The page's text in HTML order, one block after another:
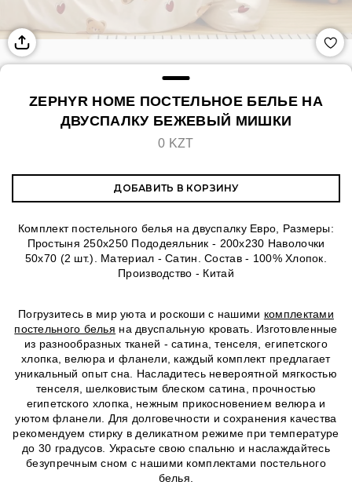
ZEPHYR HOME ПОСТЕЛЬНОЕ БЕЛЬЕ НА
ДВУСПАЛКУ БЕЖЕВЫЙ МИШКИ
0 KZT
ДОБАВИТЬ В КОРЗИНУ
Комплект постельного белья на двуспалку Евро, Размеры:
Простыня 250х250 Пододеяльник - 200х230 Наволочки
50х70 (2 шт.). Материал - Сатин. Состав - 100% Хлопок.
Производство - Китай
Погрузитесь в мир уюта и роскоши с нашими комплектами
постельного белья на двуспальную кровать. Изготовленные
из разнообразных тканей - сатина, тенселя, египетского
хлопка, велюра и фланели, каждый комплект предлагает
уникальный опыт сна. Насладитесь невероятной мягкостью
тенселя, шелковистым блеском сатина, прочностью
египетского хлопка, нежным прикосновением велюра и
уютом фланели. Для долговечности и сохранения качества
рекомендуем стирку в деликатном режиме при температуре
до 30 градусов. Украсьте свою спальню и наслаждайтесь
безупречным сном с нашими комплектами постельного
белья.